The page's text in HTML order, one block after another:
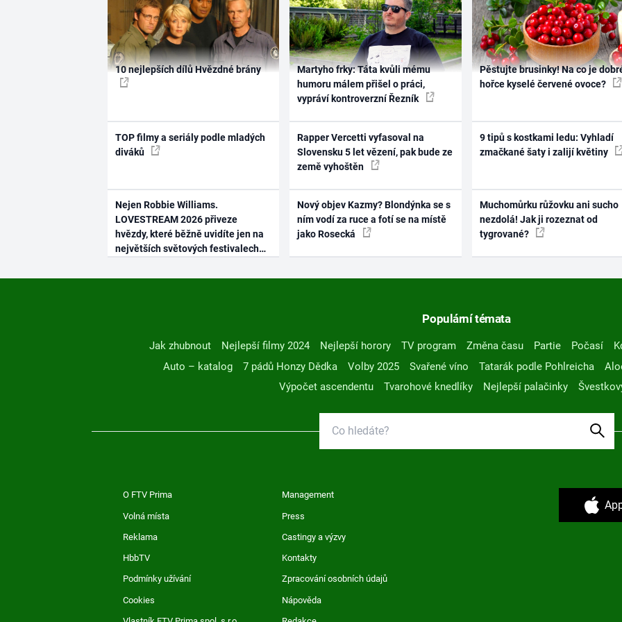
10 nejlepších dílů Hvězdné brány
TOP filmy a seriály podle mladých
diváků
Nejen Robbie Williams.
LOVESTREAM 2026 přiveze
hvězdy, které běžně uvidíte jen na
největších světových festivalech
Martyho frky: Táta kvůli mému
humoru málem přišel o práci,
vypráví kontroverzní Řezník
Rapper Vercetti vyfasoval na
Slovensku 5 let vězení, pak bude ze
země vyhoštěn
Nový objev Kazmy? Blondýnka se s
ním vodí za ruce a fotí se na místě
jako Rosecká
Pěstujte brusinky! Na co je
hořce kyselé červené ovoce?
9 tipů s kostkami ledu: Vyhladí
zmačkané šaty i zalijí květiny
Muchomůrku růžovku ani sucho
nezdolá! Jak ji rozeznat od
tygrované?
Populární témata
Jak zhubnout Nejlepší filmy 2024 Nejlepší horory TV program Změna času Partie Počasí
Auto – katalog
7 pádů Honzy Dědka Volby 2025 Svařené víno Tatarák podle Pohlreicha
Výpočet ascendentu
Tvarohové knedlíky Nejlepší palačinky
O FTV Prima Management
Volná místa Press
Reklama Castingy a výzvy
HbbTV Kontakty
Podmínky užívání Zpracování osobních údajů
Cookies Nápověda